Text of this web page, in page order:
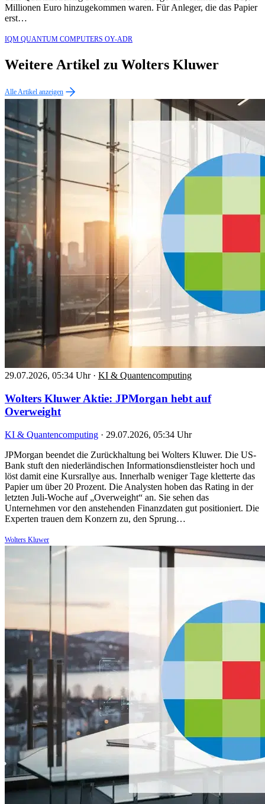
Millionen Euro hinzugekommen waren. Für Anleger, die das Papier
erst…
IQM QUANTUM COMPUTERS OY-ADR
Weitere Artikel zu Wolters Kluwer
Alle Artikel anzeigen
29.07.2026, 05:34 Uhr · KI & Quantencomputing
Wolters Kluwer Aktie: JPMorgan hebt auf
Overweight
KI & Quantencomputing · 29.07.2026, 05:34 Uhr
JPMorgan beendet die Zurückhaltung bei Wolters Kluwer. Die US-
Bank stuft den niederländischen Informationsdienstleister hoch und
löst damit eine Kursrallye aus. Innerhalb weniger Tage kletterte das
Papier um über 20 Prozent. Die Analysten hoben das Rating in der
letzten Juli-Woche auf „Overweight“ an. Sie sehen das
Unternehmen vor den anstehenden Finanzdaten gut positioniert. Die
Experten trauen dem Konzern zu, den Sprung…
Wolters Kluwer